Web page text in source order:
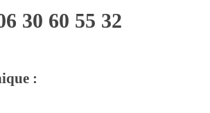
30 60 55 32
: